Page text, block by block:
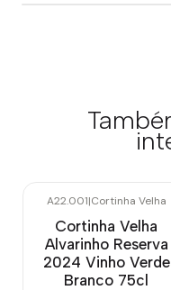
A22.001|Cortinha Velha
Cortinha Velha
Alvarinho Reserva
2024 Vinho Verde
Branco 75cl